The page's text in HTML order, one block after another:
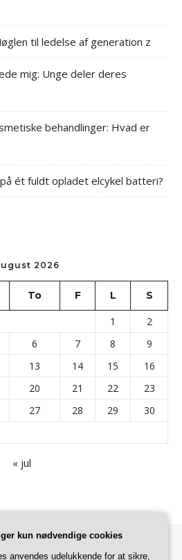
til ledelse af generation z
mig: Unge deler deres
behandlinger: Hvad er
ét fuldt opladet elcykel batteri?
2026
To F L S
1
2
6 7 8
9
13 14 15
16
20 21 22
23
27 28 29
30
« jul
kun nødvendige cookies
anvendes udelukkende for at sikre,